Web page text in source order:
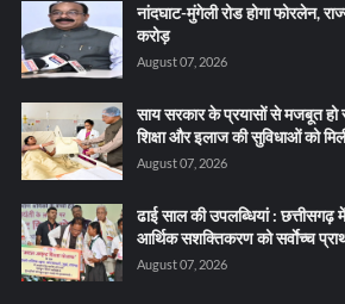
नांदघाट-मुंगेली रोड होगा फोरलेन,
करोड़
August 07, 2026
साय सरकार के प्रयासों से मजबूत हो
शिक्षा और इलाज की सुविधाओं को
August 07, 2026
ढाई साल की उपलब्धियां :
आर्थिक सशक्तिकरण को सर्वाेच्च
August 07, 2026